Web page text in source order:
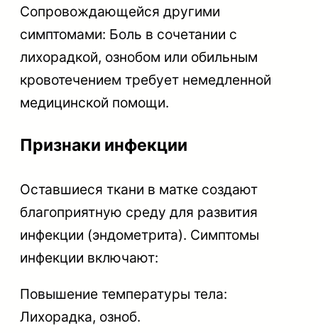
Сопровождающейся другими
симптомами: Боль в сочетании с
лихорадкой, ознобом или обильным
кровотечением требует немедленной
медицинской помощи.
Признаки инфекции
Оставшиеся ткани в матке создают
благоприятную среду для развития
инфекции (эндометрита). Симптомы
инфекции включают:
Повышение температуры тела:
Лихорадка, озноб.